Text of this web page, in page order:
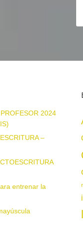
2024
–
entrenar la